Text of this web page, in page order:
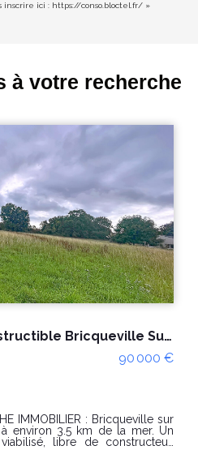
inscrire ici : https://conso.bloctel.fr/ »
à votre recherche
HERENGUERVILLE
57 900 €
vous propose à la vente 31
à 2 Kms du
MER et de ses commerces et